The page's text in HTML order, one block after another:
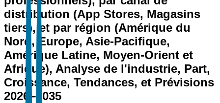
distribution (App Stores, Magasins
tiers), et par région (Amérique du
Nord, Europe, Asie-Pacifique,
Amérique Latine, Moyen-Orient et
Afrique), Analyse de l'industrie, Part,
Croissance, Tendances, et Prévisions
2026–2035